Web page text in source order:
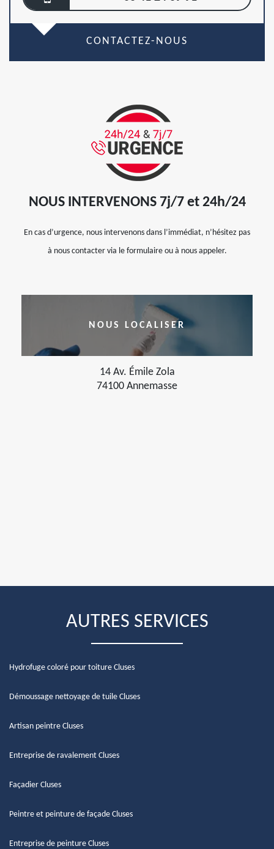
CONTACTEZ-NOUS
NOUS INTERVENONS 7j/7 et 24h/24
En cas d’urgence, nous intervenons dans l’immédiat, n’hésitez pas
à nous contacter via le formulaire ou à nous appeler.
NOUS LOCALISER
14 Av. Émile Zola
74100 Annemasse
AUTRES SERVICES
Hydrofuge coloré pour toiture Cluses
Démoussage nettoyage de tuile Cluses
Artisan peintre Cluses
Entreprise de ravalement Cluses
Façadier Cluses
Peintre et peinture de façade Cluses
Entreprise de peinture Cluses